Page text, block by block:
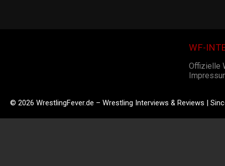
WF-
Offizielle
© 2026 WrestlingFever.de – Wrestling Interviews & Reviews |